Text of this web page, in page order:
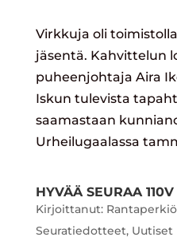
Virkkuja oli
jäsentä. Kahvittelun
puheenjohtaja Aira
Iskun tulevista
saamastaan
Urheilugaalassa
HYVÄÄ SEURAA
Kirjoittanut:
Seuratiedotteet, Uutiset